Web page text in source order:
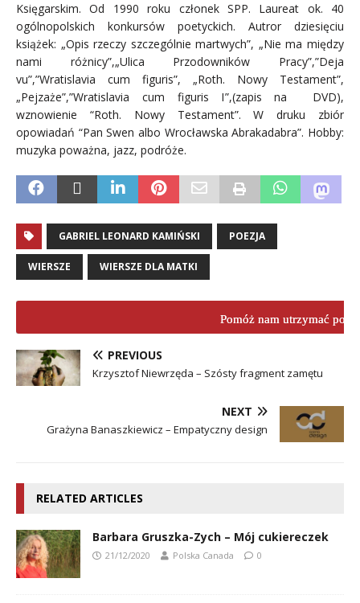
Księgarskim. Od 1990 roku członek SPP. Laureat ok. 40
ogólnopolskich konkursów poetyckich. Autror dziesięciu
książek: „Opis rzeczy szczególnie martwych”, „Nie ma między
nami różnicy”,„Ulica Przodowników Pracy”,”Deja
vu”,”Wratislavia cum figuris”, „Roth. Nowy Testament”,
„Pejzaże”,”Wratislavia cum figuris I”,(zapis na DVD),
wznowienie “Roth. Nowy Testament”. W druku zbiór
opowiadań “Pan Swen albo Wrocławska Abrakadabra”. Hobby:
muzyka poważna, jazz, podróże.
GABRIEL LEONARD KAMIŃSKI POEZJA
WIERSZE WIERSZE DLA MATKI
Pomóż nam utrzymać
PREVIOUS
Krzysztof Niewrzęda – Szósty fragment zamętu
NEXT
Grażyna Banaszkiewicz – Empatyczny design
RELATED ARTICLES
Barbara Gruszka-Zych – Mój cukiereczek
21/12/2020 Polska Canada 0